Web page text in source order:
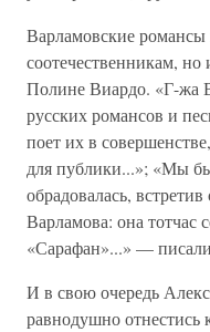
Варламовские романсы
соотечественникам,
Полине Виардо. «Г-жа
русских романсов и
поет их в
для публики...»; «Мы
обрадовалась,
Варламова: она тотчас
«Сарафан»...» —
И в свою очередь
равнодушно отнестись